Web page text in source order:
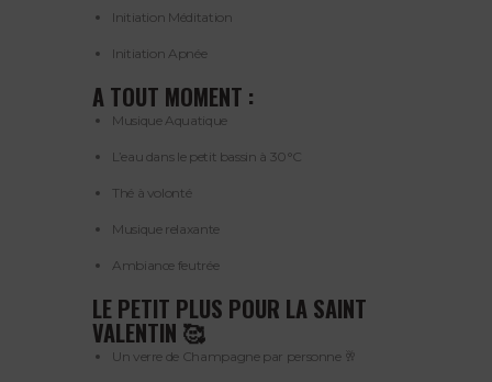
Initiation Méditation
Initiation Apnée
A TOUT MOMENT :
Musique Aquatique
L’eau dans le petit bassin à 30°C
Thé à volonté
Musique relaxante
Ambiance feutrée
LE PETIT PLUS POUR LA SAINT
VALENTIN 🥰
Un verre de Champagne par personne 🥂